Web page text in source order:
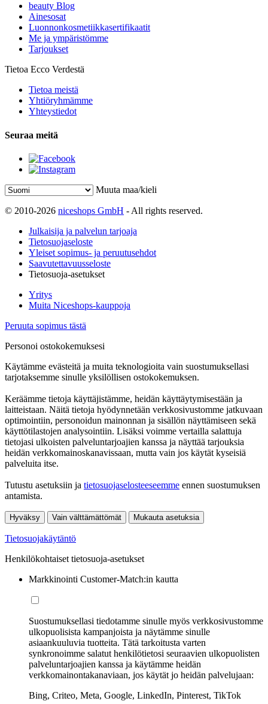
beauty Blog
Ainesosat
Luonnonkosmetiikkasertifikaatit
Me ja ympäristömme
Tarjoukset
Tietoa Ecco Verdestä
Tietoa meistä
Yhtiöryhmämme
Yhteystiedot
Seuraa meitä
Muuta maa/kieli
© 2010-2026 niceshops GmbH - All rights reserved.
Julkaisija ja palvelun tarjoaja
Tietosuojaseloste
Yleiset sopimus- ja peruutusehdot
Saavutettavuusseloste
Tietosuoja-asetukset
Yritys
Muita Niceshops-kauppoja
Peruuta sopimus tästä
Personoi ostokokemuksesi
Käytämme evästeitä ja muita teknologioita vain suostumuksellasi
tarjotaksemme sinulle yksilöllisen ostokokemuksen.
Keräämme tietoja käyttäjistämme, heidän käyttäytymisestään ja
laitteistaan. Näitä tietoja hyödynnetään verkkosivustomme jatkuvaan
optimointiin, personoidun mainonnan ja sisällön näyttämiseen sekä
käyttötilastojen analysointiin. Lisäksi voimme vertailla salattuja
tietojasi ulkoisten palveluntarjoajien kanssa ja näyttää tarjouksia
heidän verkkomainoskanavissaan, mutta vain jos käytät kyseisiä
palveluita itse.
Tutustu asetuksiin ja tietosuojaselosteeseemme ennen suostumuksen
antamista.
Hyväksy Vain välttämättömät Mukauta asetuksia
Tietosuojakäytäntö
Henkilökohtaiset tietosuoja-asetukset
Markkinointi Customer-Match:in kautta
Suostumuksellasi tiedotamme sinulle myös verkkosivustomme
ulkopuolisista kampanjoista ja näytämme sinulle
asiaankuuluvia tuotteita. Tätä tarkoitusta varten
synkronoimme salatut henkilötietosi seuraavien ulkopuolisten
palveluntarjoajien kanssa ja käytämme heidän
verkkomainontakanaviaan, jos käytät jo heidän palvelujaan:
Bing, Criteo, Meta, Google, LinkedIn, Pinterest, TikTok